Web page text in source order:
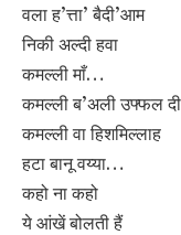
वला ह’त्ता’ बैदी’आम
निकी अल्दी हवा
कमल्ली माँ…
कमल्ली ब’अली उफ्फल
कमल्ली वा हिशमिल्लाह
हटा बानू वय्या…
कहो ना कहो
ये आंखें बोलती हैं